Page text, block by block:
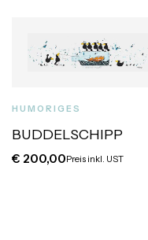
HUMORIGES
BUDDELSCHIPP
€ 200,00Preis inkl. UST